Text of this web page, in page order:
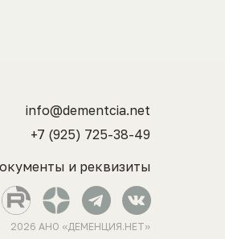
и реквизиты
info@dementcia.net
+7 (925) 725-38-49
2026 АНО «ДЕМЕНЦИЯ.НЕТ»